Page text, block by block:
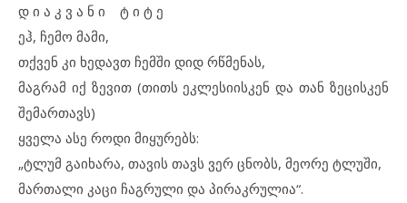
დ ი ა კ ვ ა ნ ი ტ ი ტ ე
ეჰ, ჩემო მამი,
თქვენ კი ხედავთ ჩემში დიდ რწმენას,
მაგრამ იქ ზევით (თითს ეკლესიისკენ და თან ზეცისკენ
შემართავს)
ყველა ასე როდი მიყურებს:
„ტლუმ გაიხარა, თავის თავს ვერ ცნობს, მეორე ტლუში,
მართალი კაცი ჩაგრული და პირაკრულია“.